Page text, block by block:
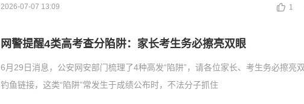
2026-07-07 13:09 1
网警提醒4类高考查分陷阱：家长考生务必擦亮双眼
6月29日消息，公安网安部门梳理了4种高发“陷阱”，请各位家长、考生务必擦亮
钓鱼链接，这类“陷阱”常发生于成绩公布时，不法分子抓住